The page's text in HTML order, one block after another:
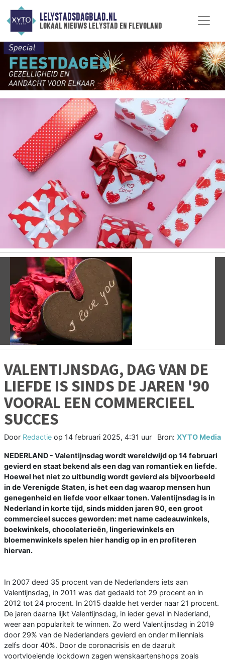
LELYSTADSDAGBLAD.NL
lokaal nieuws lelystad en flevoland
Vorige
VALENTIJNSDAG, DAG VAN DE
LIEFDE IS SINDS DE JAREN '90
VOORAL EEN COMMERCIEEL
SUCCES
Door Redactie op 14 februari 2025, 4:31 uur Bron: XYTO Media
NEDERLAND - Valentijnsdag wordt wereldwijd op 14 februari
gevierd en staat bekend als een dag van romantiek en liefde.
Hoewel het niet zo uitbundig wordt gevierd als bijvoorbeeld
in de Verenigde Staten, is het een dag waarop mensen hun
genegenheid en liefde voor elkaar tonen. Valentijnsdag is in
Nederland in korte tijd, sinds midden jaren 90, een groot
commercieel succes geworden: met name cadeauwinkels,
boekwinkels, chocolaterieën, lingeriewinkels en
bloemenwinkels spelen hier handig op in en profiteren
hiervan.
In 2007 deed 35 procent van de Nederlanders iets aan
Valentijnsdag, in 2011 was dat gedaald tot 29 procent en in
2012 tot 24 procent. In 2015 daalde het verder naar 21 procent.
De jaren daarna lijkt Valentijnsdag, in ieder geval in Nederland,
weer aan populariteit te winnen. Zo werd Valentijnsdag in 2019
door 29% van de Nederlanders gevierd en onder millennials
zelfs door 40%. Door de coronacrisis en de daaruit
voortvloeiende lockdown zagen wenskaartenshops zoals